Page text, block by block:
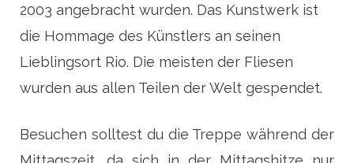
2003 angebracht wurden. Das Kunstwerk ist
die Hommage des Künstlers an seinen
Lieblingsort Rio. Die meisten der Fliesen
wurden aus allen Teilen der Welt gespendet.
Besuchen solltest du die Treppe während der